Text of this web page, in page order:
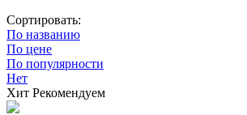
Сортировать:
По названию
По цене
По популярности
Нет
Хит Рекомендуем